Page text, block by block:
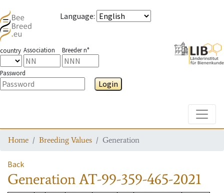
Language:
country Association Breeder n°
Password
Login
Home Breeding Values Generation
Back
GenerationAT-99-359-465-2021